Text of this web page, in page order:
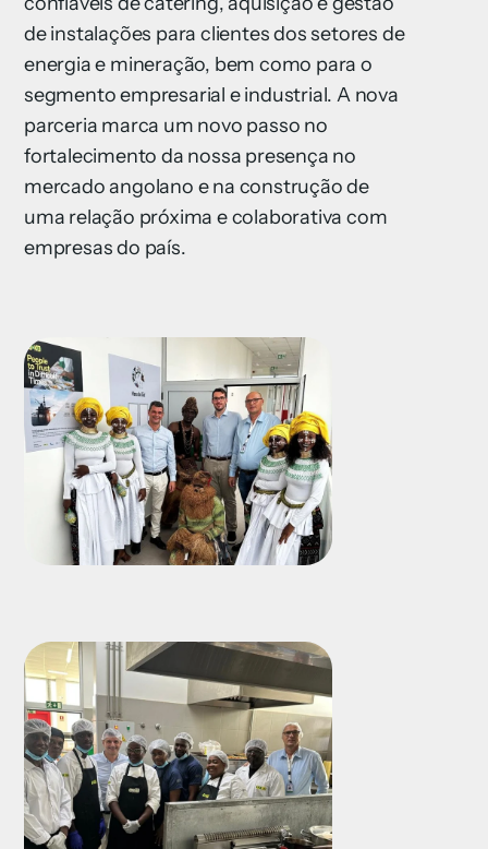
de instalações para clientes dos setores de
energia e mineração, bem como para o
segmento empresarial e industrial. A nova
parceria marca um novo passo no
fortalecimento da nossa presença no
mercado angolano e na construção de
uma relação próxima e colaborativa com
empresas do país.